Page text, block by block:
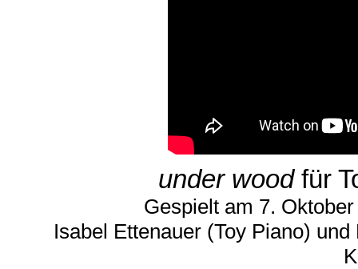
under woodfür
Gespielt am 7.
Isabel Ettenauer (Toy Piano)